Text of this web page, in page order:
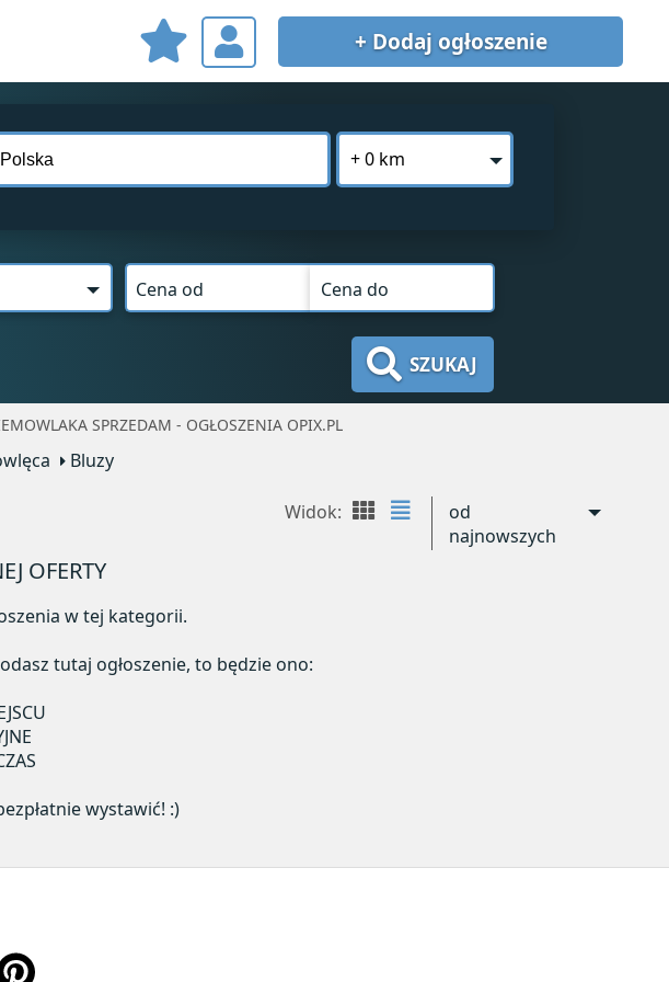
+ Dodaj ogłoszenie
+ 0 km
Cena od Cena do
SZUKAJ
SPRZEDAM - OGŁOSZENIA OPIX.PL
Bluzy
Widok:
od
najnowszych
OFERTY
w tej kategorii.
tutaj ogłoszenie, to będzie ono:
wystawić! :)